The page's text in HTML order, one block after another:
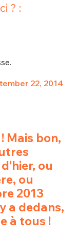
? :
22, 2014
Mais bon,
ou
ou
2013
a dedans,
à tous !